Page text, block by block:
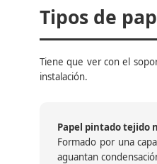
Tipos de
Tiene que ver con el
instalación.
Papel pintado tejido
Formado por una
aguantan